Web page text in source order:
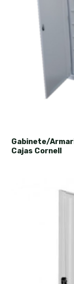
Gabinete/
Cajas Cornell